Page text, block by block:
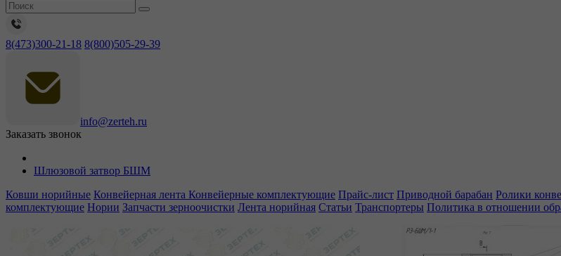
8(473)300-21-18 8(800)505-29-39
info@zerteh.ru
Заказать звонок
Шлюзовой затвор БШМ
Ковши норийные Конвейерная лента Конвейерные комплектующие Прайс-лист Приводной барабан Ролики
комплектующие Нории Запчасти зерноочистки Лента норийная Статьи Транспортеры Политика в отношении